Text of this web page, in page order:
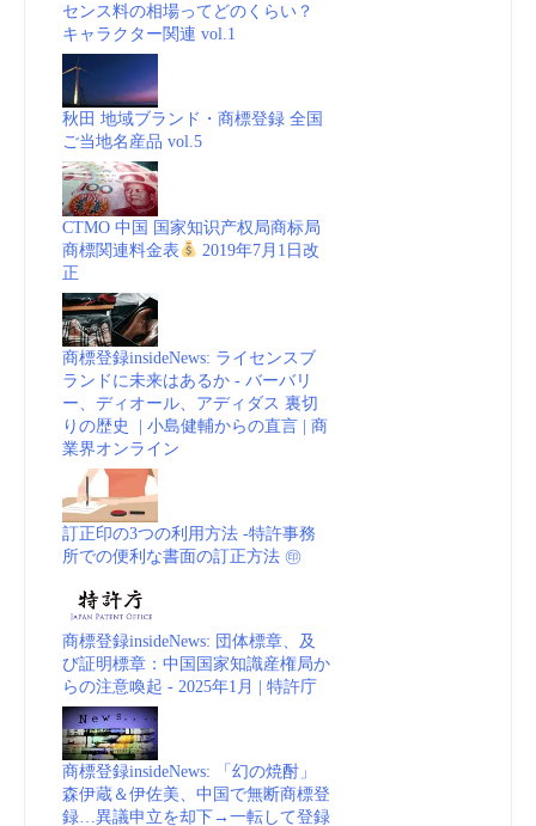
センス料の相場ってどのくらい？
キャラクター関連 vol.1
秋田 地域ブランド・商標登録 全国
ご当地名産品 vol.5
CTMO 中国 国家知识产权局商标局
商標関連料金表
2019年7月1日改
正
商標登録insideNews: ライセンスブ
ランドに未来はあるか - バーバリ
ー、ディオール、アディダス 裏切
りの歴史 | 小島健輔からの直言 | 商
業界オンライン
訂正印の3つの利用方法 -特許事務
所での便利な書面の訂正方法 ㊞
商標登録insideNews: 団体標章、及
び証明標章：中国国家知識産権局か
らの注意喚起 - 2025年1月 | 特許庁
商標登録insideNews: 「幻の焼酎」
森伊蔵＆伊佐美、中国で無断商標登
録…異議申立を却下→一転して登録